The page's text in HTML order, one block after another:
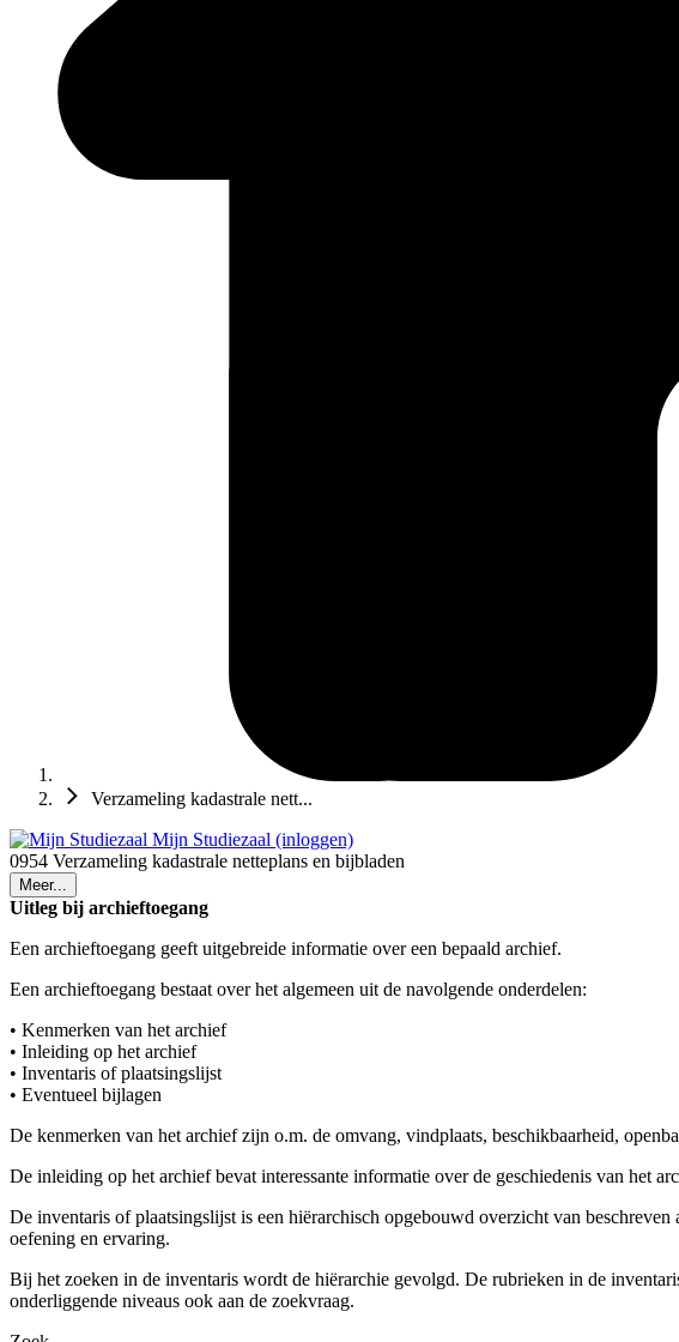
Verzameling kadastrale nett...
Mijn Studiezaal (inloggen)
0954 Verzameling kadastrale netteplans en bijbladen
Meer...
Uitleg bij archieftoegang
Een archieftoegang geeft uitgebreide informatie over een bepaald archief.
Een archieftoegang bestaat over het algemeen uit de navolgende onderdelen:
• Kenmerken van het archief
• Inleiding op het archief
• Inventaris of plaatsingslijst
• Eventueel bijlagen
De kenmerken van het archief zijn o.m. de omvang, vindplaats, beschikbaarheid,
De inleiding op het archief bevat interessante informatie over de geschiedenis van het
De inventaris of plaatsingslijst is een hiërarchisch opgebouwd overzicht van
oefening en ervaring.
Bij het zoeken in de inventaris wordt de hiërarchie gevolgd. De rubrieken in de
onderliggende niveaus ook aan de zoekvraag.